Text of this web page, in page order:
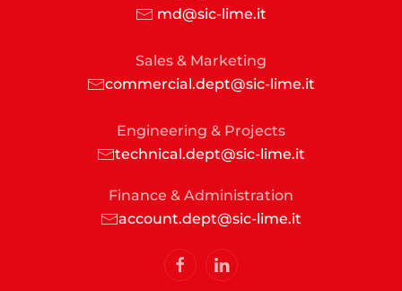
md@sic-lime.it
Sales & Marketing
commercial.dept@sic-lime.it
Engineering & Projects
technical.dept@sic-lime.it
Finance & Administration
account.dept@sic-lime.it